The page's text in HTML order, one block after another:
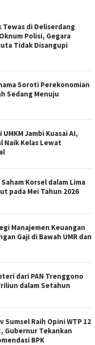
di Deliserdang
Polisi, Gegara
Tidak Disangupi
Soroti Perekonomian
Sedang Menuju
UMKM Jambi Kuasai AI,
Naik Kelas Lewat
Korsel dalam Lima
pada Mei Tahun 2026
Manajemen Keuangan
Gaji di Bawah UMR dan
dari PAN Trenggono
dalam Setahun
Sumsel Raih Opini WTP 12
Tekankan
BPK